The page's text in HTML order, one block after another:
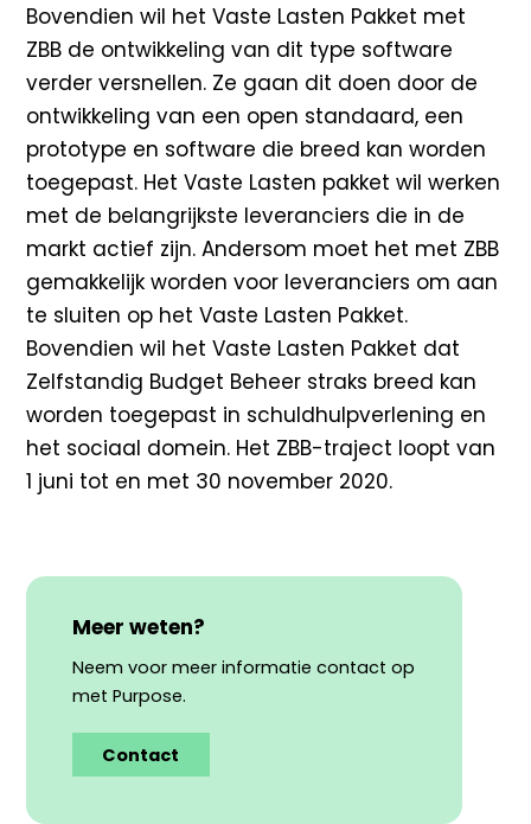
Bovendien wil het Vaste Lasten Pakket met
ZBB de ontwikkeling van dit type software
verder versnellen. Ze gaan dit doen door de
ontwikkeling van een open standaard, een
prototype en software die breed kan worden
toegepast. Het Vaste Lasten pakket wil werken
met de belangrijkste leveranciers die in de
markt actief zijn. Andersom moet het met ZBB
gemakkelijk worden voor leveranciers om aan
te sluiten op het Vaste Lasten Pakket.
Bovendien wil het Vaste Lasten Pakket dat
Zelfstandig Budget Beheer straks breed kan
worden toegepast in schuldhulpverlening en
het sociaal domein. Het ZBB-traject loopt van
1 juni tot en met 30 november 2020.
Meer weten?
Neem voor meer informatie contact op
met Purpose.
Contact